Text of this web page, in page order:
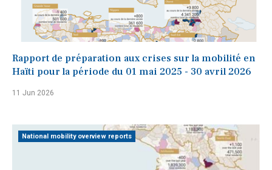
Rapport de préparation aux crises sur la mobilité en
Haïti pour la période du 01 mai 2025 - 30 avril 2026
11 Jun 2026
National mobility overview reports